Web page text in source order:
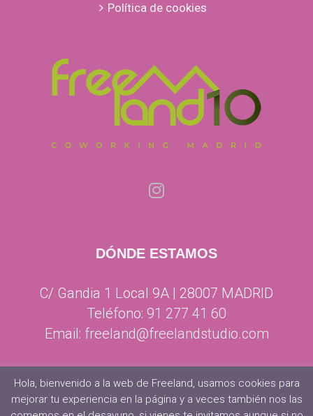
Política de cookies
DÓNDE ESTAMOS
C/ Gandia 1 Local 9A | 28007 MADRID
Teléfono: 91 277 41 60
Email: freeland@freelandstudio.com
Hola, bienvenido a la web de Freeland, usamos cookies para
mejorar tu experiencia en la página y a veces también nos las